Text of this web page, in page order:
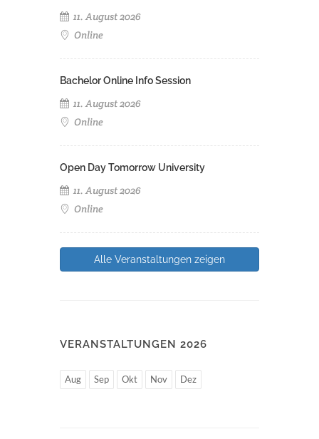
11. August 2026
Online
Bachelor Online Info Session
11. August 2026
Online
Open Day Tomorrow University
11. August 2026
Online
Alle Veranstaltungen zeigen
VERANSTALTUNGEN 2026
Aug Sep Okt Nov Dez